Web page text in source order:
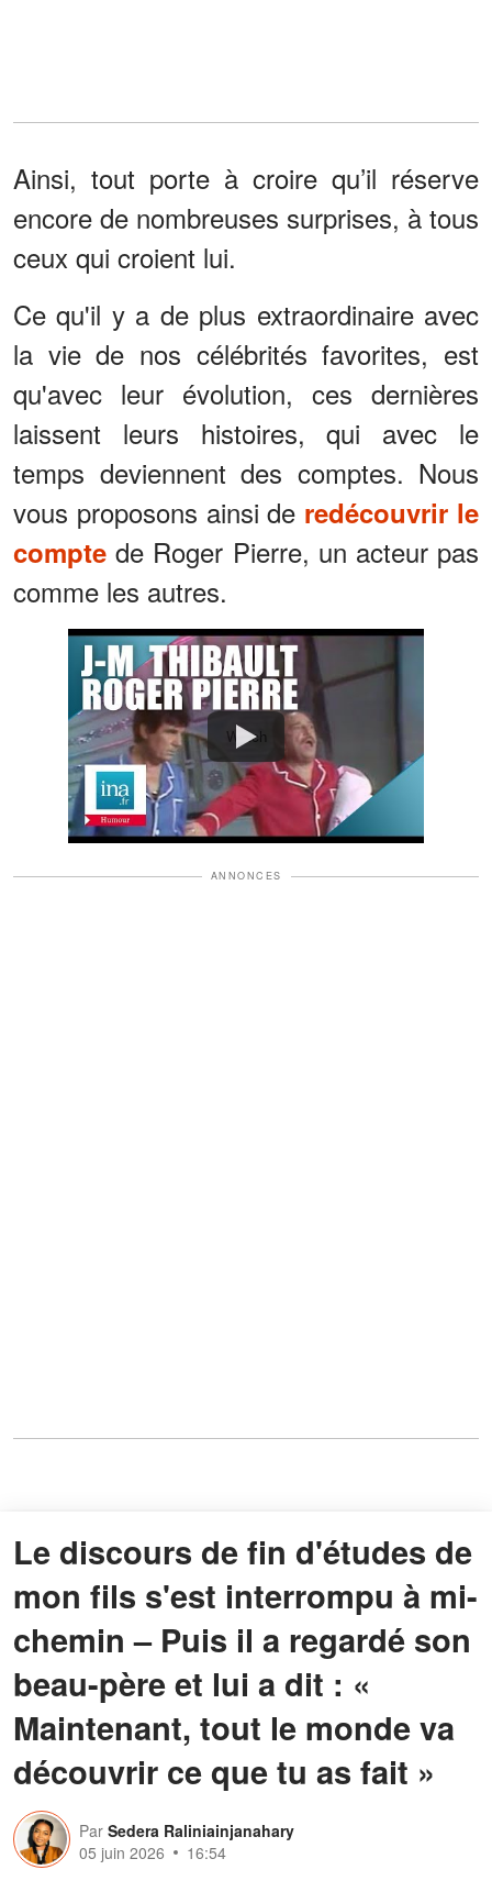
Ainsi, tout porte à croire qu’il réserve
encore de nombreuses surprises, à tous
ceux qui croient lui.
Ce qu'il y a de plus extraordinaire avec
la vie de nos célébrités favorites, est
qu'avec leur évolution, ces dernières
laissent leurs histoires, qui avec le
temps deviennent des comptes. Nous
vous proposons ainsi de redécouvrir le
compte de Roger Pierre, un acteur pas
comme les autres.
Watch
ANNONCES
Le discours de fin d'études de
mon fils s'est interrompu à mi-
chemin – Puis il a regardé son
beau-père et lui a dit : «
Maintenant, tout le monde va
découvrir ce que tu as fait »
Par Sedera Raliniainjanahary
05 juin 2026
16:54